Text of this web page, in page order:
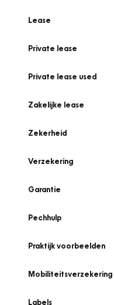
Lease
Private lease
Private lease used
Zakelijke lease
Zekerheid
Verzekering
Garantie
Pechhulp
Praktijk voorbeelden
Mobiliteitsverzekering
Labels